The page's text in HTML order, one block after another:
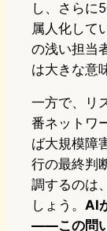
し、さらに
属人化して
の浅い担当
は大きな意
一方で、リ
番ネットワ
ば大規模障
行の最終判
調するのは
しょう。 AI
——この問い